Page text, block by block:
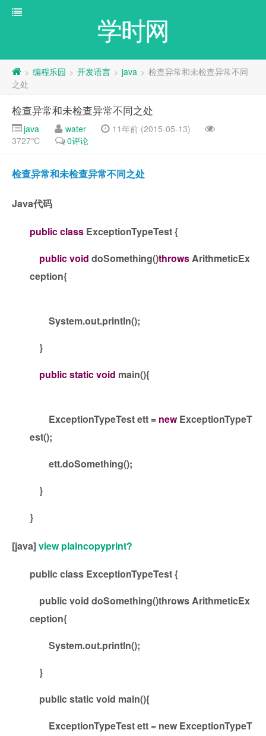
学时网
> 编程乐园 > 开发语言 > java > 检查异常和未检查异常不同
之处
检查异常和未检查异常不同之处
java water
11年前 (2015-05-13)
3727℃
0评论
检查异常和未检查异常不同之处
Java代码
publicclass ExceptionTypeTest {
publicvoid doSomething()throwsArithmeticEx
ception{
System.out.println();
}
publicstaticvoid main(){
ExceptionTypeTest ett = newExceptionTypeT
est();
ett.doSomething();
}
}
[java]view plaincopyprint?
publicclass ExceptionTypeTest {
publicvoid doSomething()throwsArithmeticEx
ception{
System.out.println();
}
publicstaticvoid main(){
ExceptionTypeTest ett = new ExceptionTypeT